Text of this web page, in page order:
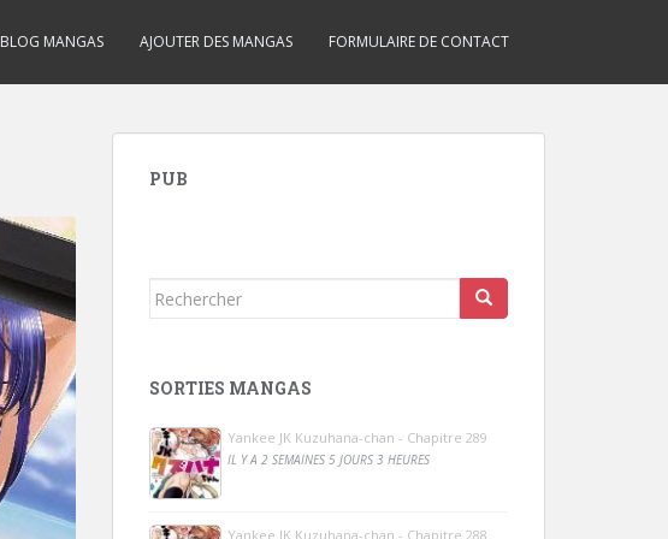
BLOG MANGAS AJOUTER DES MANGAS FORMULAIRE DE CONTACT
PUB
Rechercher...
SORTIES MANGAS
Yankee JK Kuzuhana-chan - Chapitre 289
IL Y A 2 SEMAINES 5 JOURS 3 HEURES
Yankee JK Kuzuhana-chan - Chapitre 288